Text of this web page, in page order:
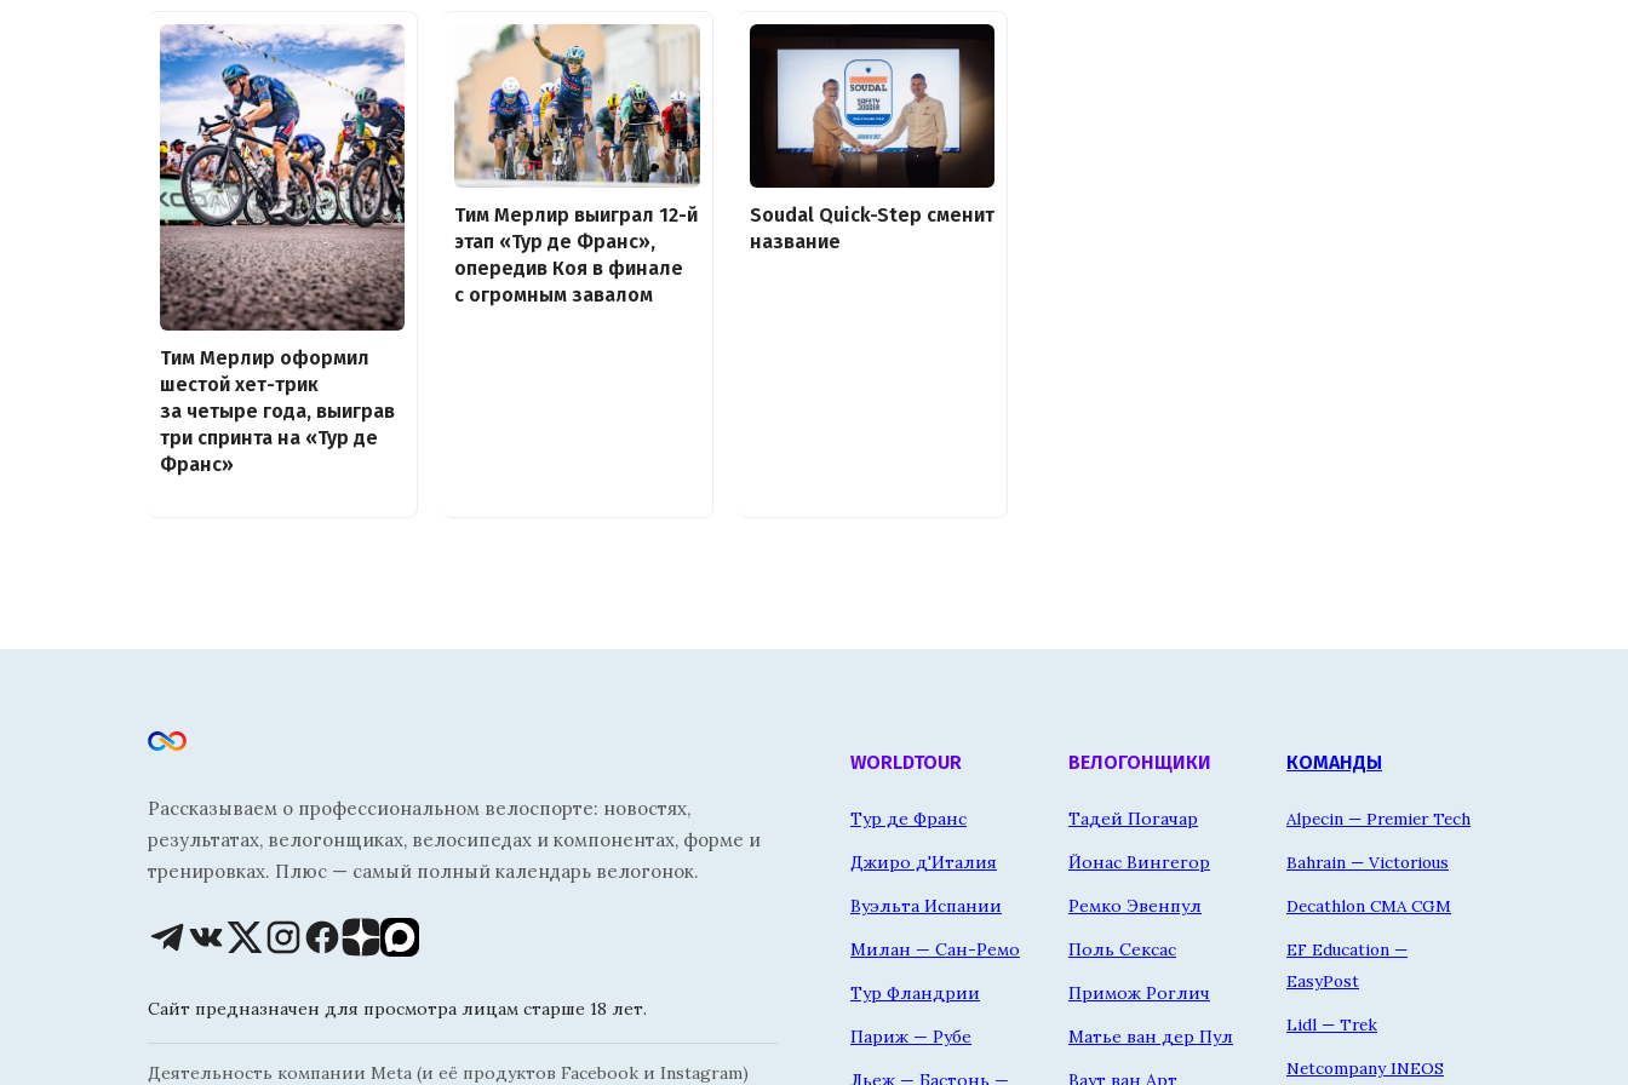
Тим Мерлир оформил
шестой хет-трик
за четыре года, выиграв
три спринта на «Тур де
Франс»
Тим Мерлир выиграл 12-й
этап «Тур де Франс»,
опередив Коя в финале
с огромным завалом
Soudal Quick-Step сменит
название
Рассказываем о профессиональном велоспорте: новостях,
результатах, велогонщиках, велосипедах и компонентах, форме и
тренировках. Плюс — самый полный календарь велогонок.
Сайт предназначен для просмотра лицам старше 18 лет.
Деятельность компании Meta (и её продуктов Facebook и Instagram)
WORLDTOUR
Тур де Франс
Джиро д'Италия
Вуэльта Испании
Милан — Сан-Ремо
Тур Фландрии
Париж — Рубе
Льеж — Бастонь —
ВЕЛОГОНЩИКИ
Тадей Погачар
Йонас Вингегор
Ремко Эвенпул
Поль Сексас
Примож Роглич
Матье ван дер Пул
Ваут ван Арт
КОМАНДЫ
Alpecin — Premier Tech
Bahrain — Victorious
Decathlon CMA CGM
EF Education —
EasyPost
Lidl — Trek
Netcompany INEOS